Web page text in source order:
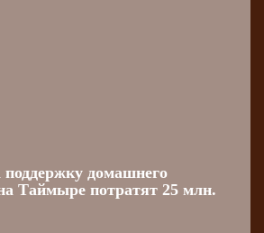
поддержку домашнего
Таймыре потратят 25 млн.